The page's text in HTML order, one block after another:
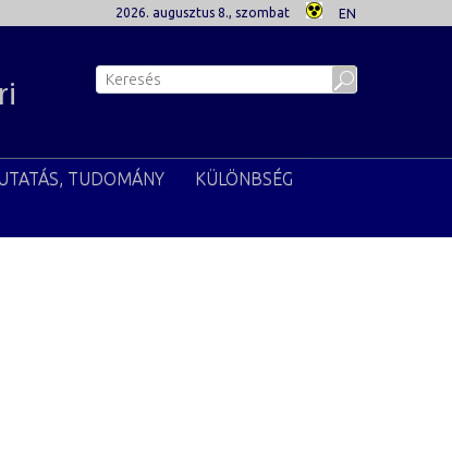
2026. augusztus 8., szombat EN
TUDOMÁNY
KÜLÖNBSÉG